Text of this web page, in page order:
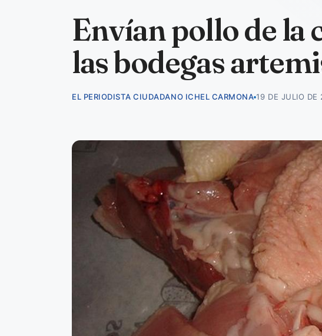
Envían pollo de la
las bodegas
EL PERIODISTA CIUDADANO ICHEL CARMONA 19 DE JULIO DE